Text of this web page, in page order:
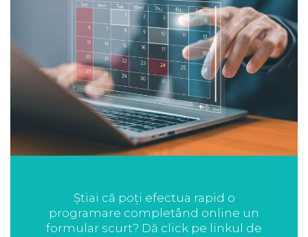
Știai că poți efectua rapid o
programare completând online un
formular scurt? Dă click pe linkul de